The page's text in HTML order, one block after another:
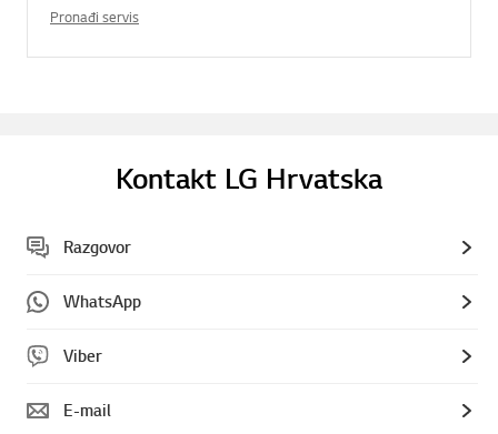
Pronađi servis
Kontakt LG Hrvatska
Razgovor
WhatsApp
Viber
E-mail